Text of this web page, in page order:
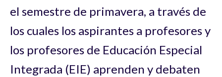
el semestre de primavera, a través de
los cuales los aspirantes a profesores y
los profesores de Educación Especial
Integrada (EIE) aprenden y debaten